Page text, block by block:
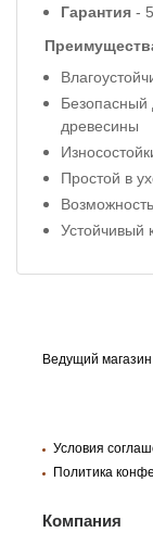
Гарантия -
Безопасный
древесины
Простой в
Устойчивый
Ведущий
Условия
Политика
Компания